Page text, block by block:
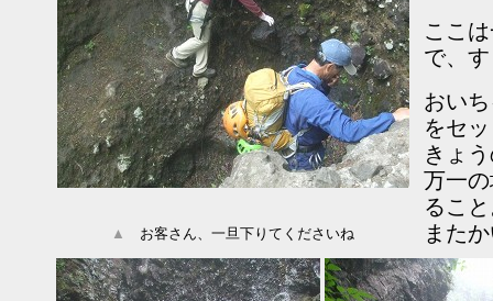
ここ
で、
おい
をセ
きょ
万一
るこ
また
▲ お客さん、一旦下りてくださいね